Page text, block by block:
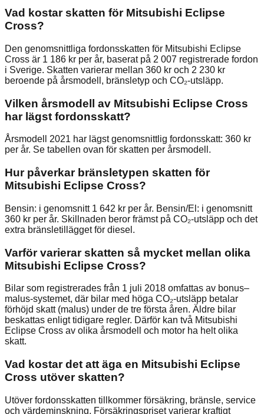
Vad kostar skatten för Mitsubishi Eclipse
Cross?
Den genomsnittliga fordonsskatten för Mitsubishi Eclipse
Cross är 1 186 kr per år, baserat på 2 007 registrerade fordon
i Sverige. Skatten varierar mellan 360 kr och 2 230 kr
beroende på årsmodell, bränsletyp och CO₂-utsläpp.
Vilken årsmodell av Mitsubishi Eclipse Cross
har lägst fordonsskatt?
Årsmodell 2021 har lägst genomsnittlig fordonsskatt: 360 kr
per år. Se tabellen ovan för skatten per årsmodell.
Hur påverkar bränsletypen skatten för
Mitsubishi Eclipse Cross?
Bensin: i genomsnitt 1 642 kr per år. Bensin/El: i genomsnitt
360 kr per år. Skillnaden beror främst på CO₂-utsläpp och det
extra bränsletillägget för diesel.
Varför varierar skatten så mycket mellan olika
Mitsubishi Eclipse Cross?
Bilar som registrerades från 1 juli 2018 omfattas av bonus–
malus-systemet, där bilar med höga CO₂-utsläpp betalar
förhöjd skatt (malus) under de tre första åren. Äldre bilar
beskattas enligt tidigare regler. Därför kan två Mitsubishi
Eclipse Cross av olika årsmodell och motor ha helt olika
skatt.
Vad kostar det att äga en Mitsubishi Eclipse
Cross utöver skatten?
Utöver fordonsskatten tillkommer försäkring, bränsle, service
och värdeminskning. Försäkringspriset varierar kraftigt